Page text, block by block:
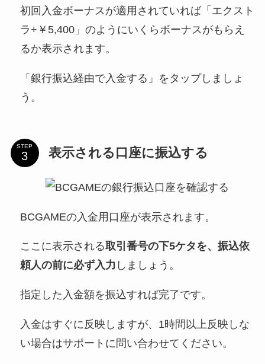
初回入金ボーナスが適用されていれば「エクスト
ラ+￥5,400」のようにいくらボーナスがもらえ
るか表示されます。
「銀行振込経由で入金する」をタップしましょ
う。
STEP 表示される口座に振込する
BCGAMEの入金用口座が表示されます。
ここに表示される取引番号の下5ケタを、振込依
頼人の前に必ず入力 しましょう。
指定した入金額を振込すれば完了です。
入金はすぐに反映しますが、1時間以上反映しな
い場合はサポートに問い合わせてください。